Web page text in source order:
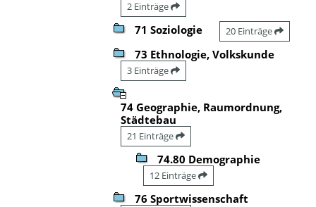
2 Einträge
71 Soziologie 20 Einträge
73 Ethnologie, Volkskunde
3 Einträge
74 Geographie, Raumordnung,
Städtebau
21 Einträge
74.80 Demographie
12 Einträge
76 Sportwissenschaft